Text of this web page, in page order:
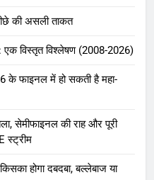
की असली ताकत
विस्तृत विश्लेषण (2008-2026)
के फाइनल में हो सकती है महा-
सेमीफाइनल की राह और पूरी
स्ट्रीम
होगा दबदबा, बल्लेबाज या
क्रिकेट
मालिक: फ्रेंचाइजी के पीछे की
क्रिकेट
की सबसे असफल टीमें: एक